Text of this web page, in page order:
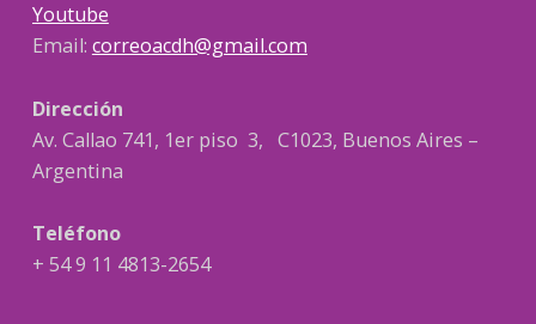
Youtube
Email: correoacdh@gmail.com
Dirección
Av. Callao 741, 1er piso 3, C1023, Buenos Aires –
Argentina
Teléfono
+ 54 9 11 4813-2654